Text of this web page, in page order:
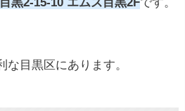
目黒区にあります。